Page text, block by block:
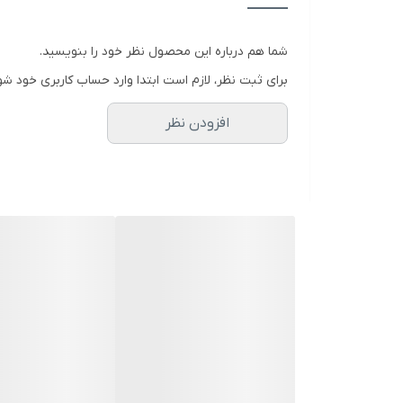
شما هم درباره این محصول نظر خود را بنویسید.
برای ثبت نظر، لازم است ابتدا وارد حساب کاربری خود
افزودن نظر